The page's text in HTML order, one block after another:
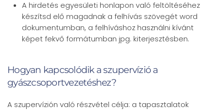
A hirdetés egyesületi honlapon való feltöltéséhez
készítsd elő magadnak a felhívás szövegét word
dokumentumban, a felhíváshoz használni kívánt
képet fekvő formátumban jpg. kiterjesztésben.
Hogyan kapcsolódik a szupervízió a
gyászcsoportvezetéshez?
A szupervízión való részvétel célja: a tapasztalatok